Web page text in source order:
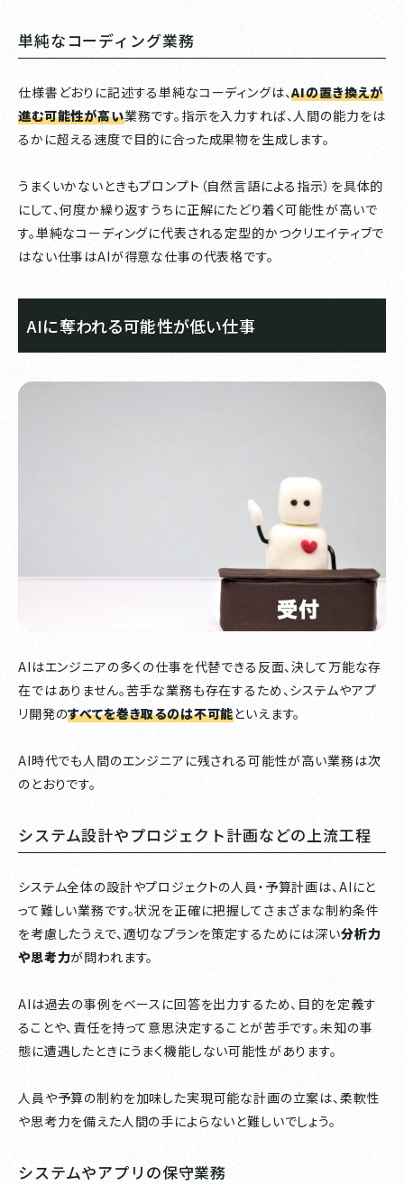
単純なコーディング業務
仕様書どおりに記述する単純なコーディングは、AIの置き換えが
進む可能性が高い業務です。指示を入力すれば、人間の能力をは
るかに超える速度で目的に合った成果物を生成します。
うまくいかないときもプロンプト（自然言語による指示）を具体的
にして、何度か繰り返すうちに正解にたどり着く可能性が高いで
す。単純なコーディングに代表される定型的かつクリエイティブで
はない仕事はAIが得意な仕事の代表格です。
AIに奪われる可能性が低い仕事
AIはエンジニアの多くの仕事を代替できる反面、決して万能な存
在ではありません。苦手な業務も存在するため、システムやアプ
リ開発のすべてを巻き取るのは不可能といえます。
AI時代でも人間のエンジニアに残される可能性が高い業務は次
のとおりです。
システム設計やプロジェクト計画などの上流工程
システム全体の設計やプロジェクトの人員・予算計画は、AIにと
って難しい業務です。状況を正確に把握してさまざまな制約条件
を考慮したうえで、適切なプランを策定するためには深い分析力
や思考力が問われます。
AIは過去の事例をベースに回答を出力するため、目的を定義す
ることや、責任を持って意思決定することが苦手です。未知の事
態に遭遇したときにうまく機能しない可能性があります。
人員や予算の制約を加味した実現可能な計画の立案は、柔軟性
や思考力を備えた人間の手によらないと難しいでしょう。
システムやアプリの保守業務